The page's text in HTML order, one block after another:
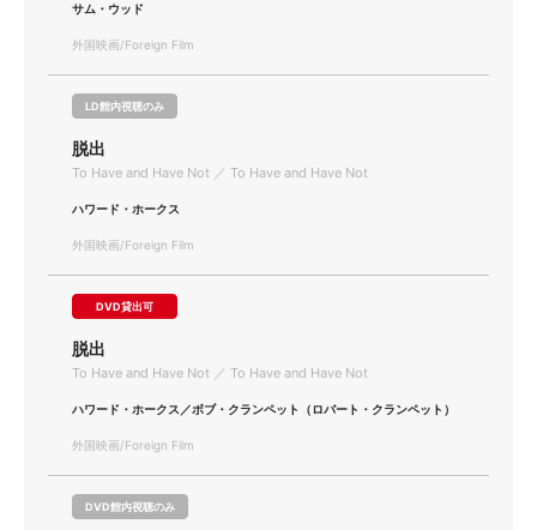
サム・ウッド
外国映画/Foreign Film
LD館内視聴のみ
脱出
To Have and Have Not ／ To Have and Have Not
ハワード・ホークス
外国映画/Foreign Film
DVD貸出可
脱出
To Have and Have Not ／ To Have and Have Not
ハワード・ホークス／ボブ・クランペット（ロバート・クランペット）
外国映画/Foreign Film
DVD館内視聴のみ